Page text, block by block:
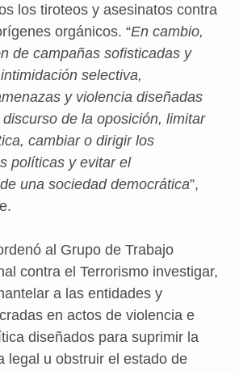
los tiroteos y asesinatos contra
orgánicos. “En cambio,
de campañas sofisticadas y
selectiva,
y violencia diseñadas
de la oposición, limitar
cambiar o dirigir los
políticas y evitar el
una sociedad democrática”,
al Grupo de Trabajo
contra el Terrorismo investigar,
a las entidades y
en actos de violencia e
diseñados para suprimir la
legal u obstruir el estado de